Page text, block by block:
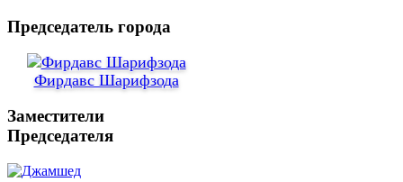
Председатель города
Фирдавс Шарифзода
Заместители
Председателя